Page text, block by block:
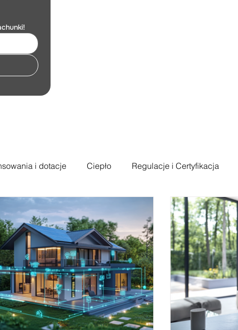
i dotacje Ciepło Regulacje i Certyfikacja
i energia odnawial